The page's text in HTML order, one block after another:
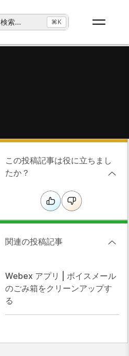
検索... ⌘K
この投稿記事は役に立ちまし
たか？
関連の投稿記事
Webex アプリ | ボイスメール
のごみ箱をクリーンアップす
る